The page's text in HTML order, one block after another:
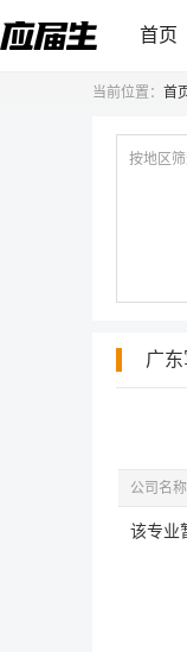
首页
当前位置： 首
按地区筛
广
公司名称
该专业